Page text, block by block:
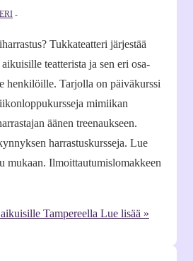
Tukkateatteri järjestää
teatterista ja sen eri osa-
henkilöille. Tarjolla on päiväkurssi
mimiikan
äänen treenaukseen.
harrastuskursseja. Lue
mukaan. Ilmoittautumislomakkeen
Tampereella Lue lisää »